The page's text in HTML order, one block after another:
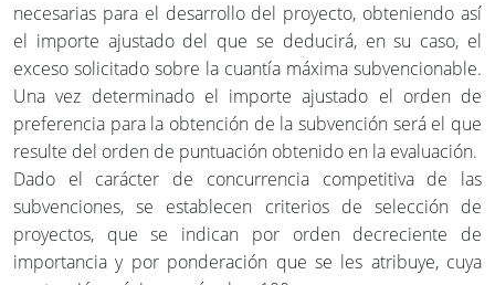
necesarias para el desarrollo del proyecto, obteniendo así
el importe ajustado del que se deducirá, en su caso, el
exceso solicitado sobre la cuantía máxima subvencionable.
Una vez determinado el importe ajustado el orden de
preferencia para la obtención de la subvención será el que
resulte del orden de puntuación obtenido en la evaluación.
Dado el carácter de concurrencia competitiva de las
subvenciones, se establecen criterios de selección de
proyectos, que se indican por orden decreciente de
importancia y por ponderación que se les atribuye, cuya